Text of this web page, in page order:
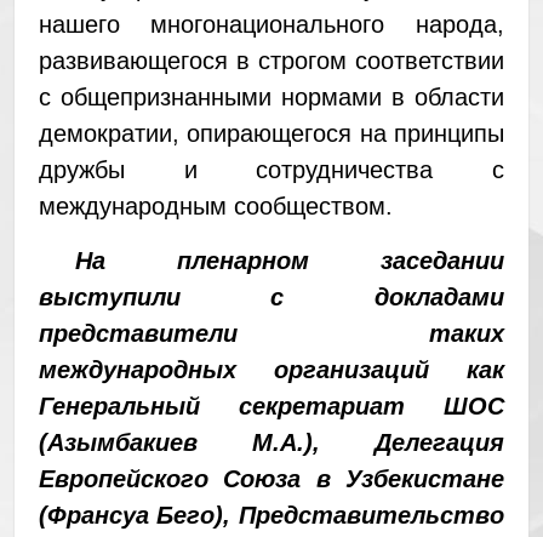
нашего многонационального народа,
развивающегося в строгом соответствии
с общепризнанными нормами в области
демократии, опирающегося на принципы
дружбы и сотрудничества с
международным сообществом.
На пленарном заседании
выступили с докладами
представители таких
международных организаций как
Генеральный секретариат ШОС
(Азымбакиев М.А.), Делегация
Европейского Союза в Узбекистане
(Франсуа Бего), Представительство